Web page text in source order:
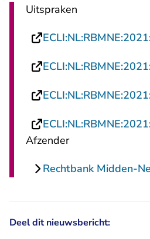
Uitspraken
Afzender
Rechtbank Midden-
Deel dit nieuwsbericht: